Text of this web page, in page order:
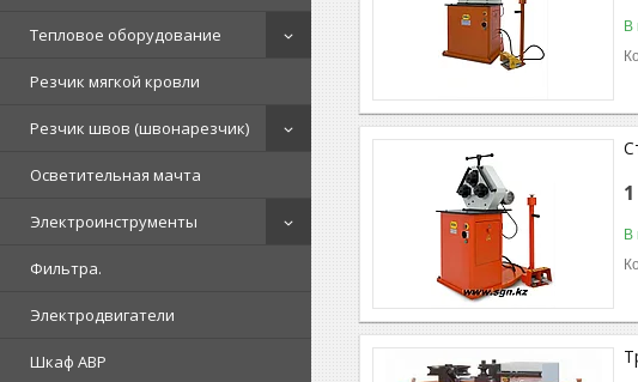
Тепловое оборудование
Резчик мягкой кровли
Резчик швов (швонарезчик)
Осветительная мачта
Электроинструменты
Фильтра.
Электродвигатели
Шкаф АВР
В
В